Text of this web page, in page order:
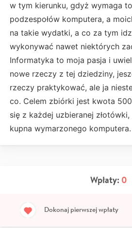
w tym kierunku, gdyż wymaga
podzespołów komputera, a
na takie wydatki, a co za tym
wykonywać nawet niektórych
Informatyka to moja pasja i
nowe rzeczy z tej dziedziny,
rzeczy praktykować, ale ja
co. Celem zbiórki jest kwota
się z każdej uzbieranej
kupna wymarzonego komputera.
Wpłaty: 0
Dokonaj pierwszej wpłaty